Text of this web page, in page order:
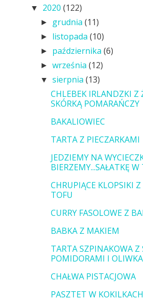
▼ 2020 (122)
► grudnia(11)
► listopada(10)
► października(6)
►września(12)
▼sierpnia(13)
CHLEBEK IRLANDZKI Z
SKÓRKĄ POMARAŃCZY
BAKALIOWIEC
TARTA Z PIECZARKAMI
JEDZIEMY NA
BIERZEMY...SAŁATKĘ W
CHRUPIĄCE KLOPSIKI Z
TOFU
CURRY FASOLOWE Z
BABKA Z MAKIEM
TARTA SZPINAKOWA Z
POMIDORAMI I
CHAŁWA PISTACJOWA
PASZTET W KOKILKACH